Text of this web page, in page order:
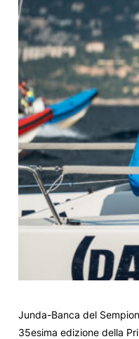
Junda-Banca del
35esima edizione della